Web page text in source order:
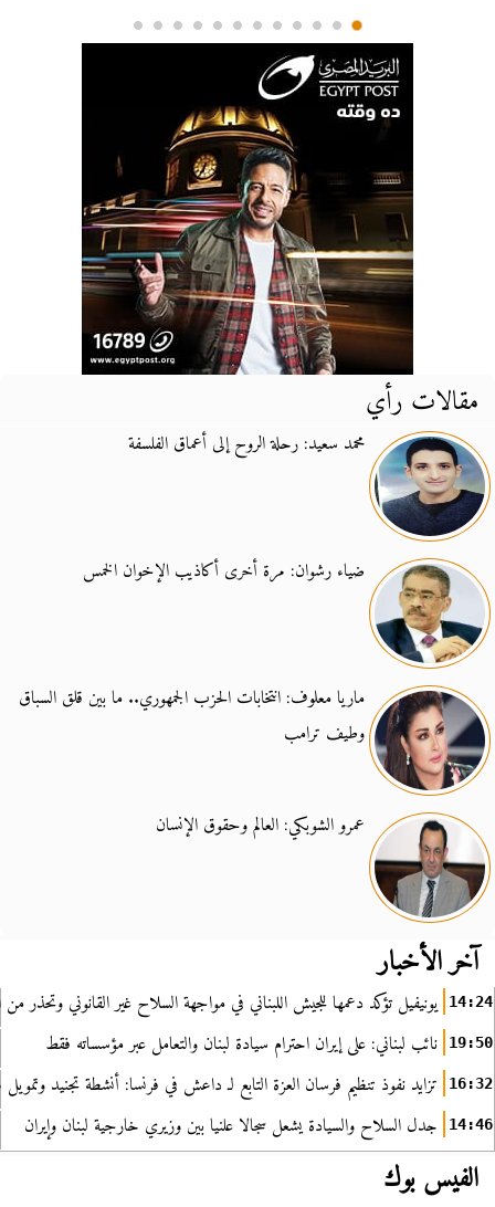
مقالات رأي
محمد سعيد: رحلة الروح إلى أعماق الفلسفة
ضياء رشوان: مرة أخرى أكاذيب الإخوان الخمس
ماريا معلوف: انتخابات الحزب الجمهوري.. ما بين قلق السباق
وطيف ترامب
عمرو الشوبكي: العالم وحقوق الإنسان
آخر الأخبار
14:24 يونيفيل تؤكد دعمها للجيش اللبناني في مواجهة السلاح غير القانوني وتحذر من
19:50 نائب لبناني: على إيران احترام سيادة لبنان والتعامل عبر مؤسساته فقط
16:32 تزايد نفوذ تنظيم فرسان العزة التابع لـ داعش في فرنسا: أنشطة تجنيد
14:46 جدل السلاح والسيادة يشعل سجالا علنيا بين وزيري خارجية لبنان وإيران
الفيس بوك